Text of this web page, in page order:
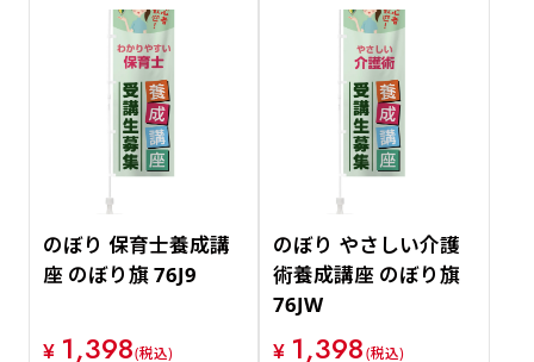
のぼり 保育士養成講
座 のぼり旗 76J9
¥ 1,398(税込)
のぼり やさしい介護
術養成講座 のぼり旗
76JW
¥ 1,398(税込)